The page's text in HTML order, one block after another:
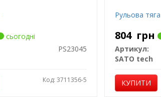
сьогодні
PS23045
Код: 3711356-5
Рульова тяга
804 грн
Артикул:
SATO tech
КУПИТИ